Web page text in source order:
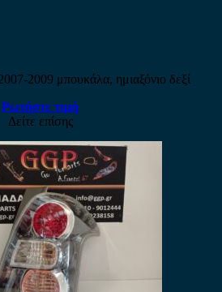
2009 μπουκάλα, ημιαξόνιο δεξί
Ρωτήστε τιμή
Δείτε επίσης